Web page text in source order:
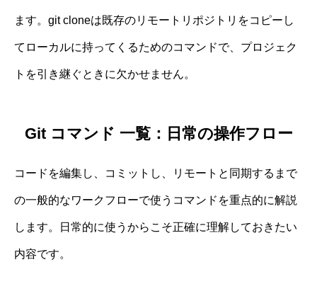
ます。git cloneは既存のリモートリポジトリをコピーし
てローカルに持ってくるためのコマンドで、プロジェク
トを引き継ぐときに欠かせません。
Git コマンド 一覧：日常の操作フロー
コードを編集し、コミットし、リモートと同期するまで
の一般的なワークフローで使うコマンドを重点的に解説
します。日常的に使うからこそ正確に理解しておきたい
内容です。